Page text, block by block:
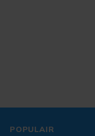
POPULAIR